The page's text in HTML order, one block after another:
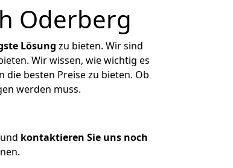
Oderberg
Lösung zu bieten. Wir sind
Wir wissen, wie wichtig es
besten Preise zu bieten. Ob
werden muss.
kontaktieren Sie uns noch